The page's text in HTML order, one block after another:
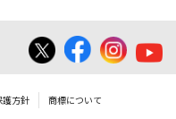
護方針 商標について